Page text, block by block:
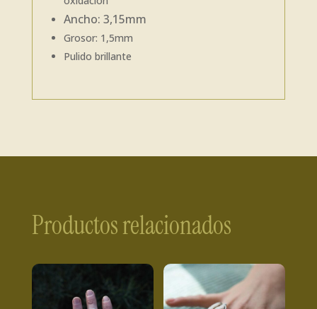
Ancho: 3,15mm
Grosor: 1,5mm
Pulido brillante
Productos relacionados